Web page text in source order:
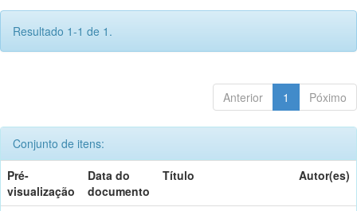
Resultado 1-1 de 1.
Anterior 1 Póximo
Conjunto de itens:
Pré-
visualização
Data do
documento
Título Autor(es)